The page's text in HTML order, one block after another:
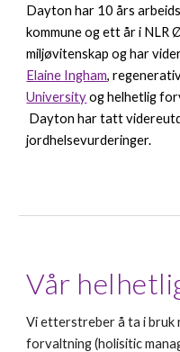
Dayton har 10 års
kommune og ett år i NLR
miljøvitenskap og har
Elaine Ingham,
Universityog helhetlig
Daytonhar tatt
jordhelsevurderinger.
Vår
Vi etterstreber å ta i bruk
forvaltning (holisitic